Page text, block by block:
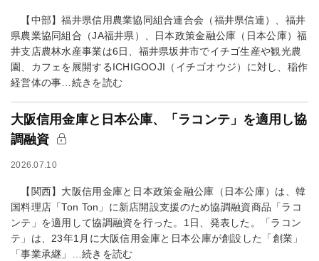
【中部】福井県信用農業協同組合連合会（福井県信連）、福井
県農業協同組合（JA福井県）、日本政策金融公庫（日本公庫）福
井支店農林水産事業は6日、福井県坂井市でイチゴ生産や観光農
園、カフェを展開するICHIGOOJI（イチゴオウジ）に対し、稲作
経営体の事…続きを読む
大阪信用金庫と日本公庫、「ラコンテ」を適用し協
調融資
2026.07.10
【関西】大阪信用金庫と日本政策金融公庫（日本公庫）は、韓
国料理店「Ton Ton」に新店開設支援のため協調融資商品「ラコ
ンテ」を適用して協調融資を行った。1日、発表した。「ラコン
テ」は、23年1月に大阪信用金庫と日本公庫が創設した「創業」
「事業承継」…続きを読む